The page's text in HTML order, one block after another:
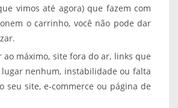
vimos até agora) que fazem com
o carrinho, você não pode dar
ao máximo, site fora do ar, links que
nenhum, instabilidade ou falta
seu site, e-commerce ou página de